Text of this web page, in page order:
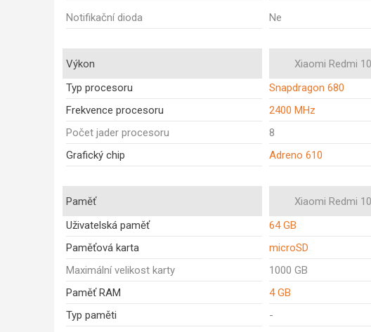
Notifikační dioda Ne
Výkon Xiaomi Redmi
Typ procesoru
Snapdragon 680
Frekvence procesoru
2400 MHz
Počet jader procesoru
8
Grafický chip
Adreno 610
Paměť Xiaomi Redmi
Uživatelská paměť
64 GB
Paměťová karta
microSD
Maximální velikost karty
1000 GB
Paměť RAM
4 GB
Typ paměti
-